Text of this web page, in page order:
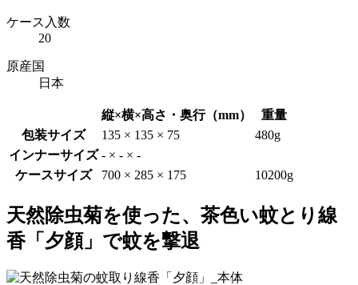
ケース入数
20
原産国
日本
縦×横×高さ・奥行（mm）
重量
包装サイズ
135 × 135 × 75
480g
インナーサイズ - × - × -
ケースサイズ
700 × 285 × 175 10200g
天然除虫菊を使った、茶色い蚊とり線
香「夕顔」で蚊を撃退